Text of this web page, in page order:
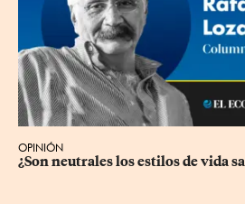
OPINIÓN
¿Son neutrales los estilos de vida